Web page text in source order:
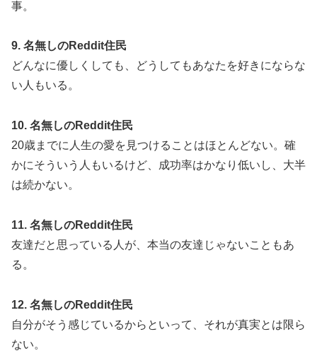
事。
9. 名無しのReddit住民
どんなに優しくしても、どうしてもあなたを好きにならな
い人もいる。
10. 名無しのReddit住民
20歳までに人生の愛を見つけることはほとんどない。確
かにそういう人もいるけど、成功率はかなり低いし、大半
は続かない。
11. 名無しのReddit住民
友達だと思っている人が、本当の友達じゃないこともあ
る。
12. 名無しのReddit住民
自分がそう感じているからといって、それが真実とは限ら
ない。